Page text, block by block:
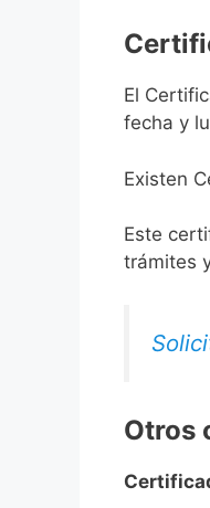
El
fecha y
Existen
Este
trámites
Otros